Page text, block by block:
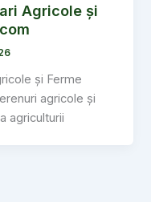
Agricole și
și Ferme
agricole și
agriculturii